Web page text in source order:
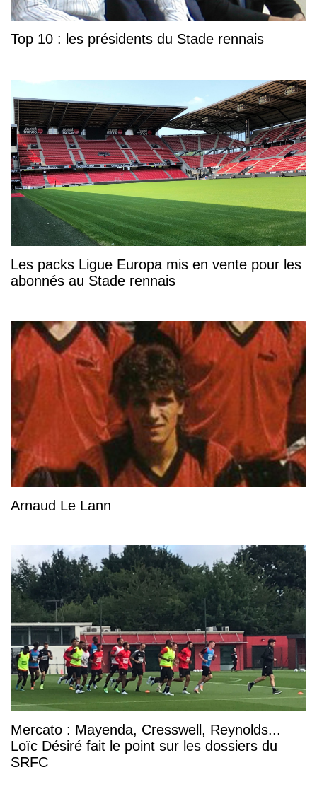
Top 10 : les présidents du Stade rennais
Les packs Ligue Europa mis en vente pour les
abonnés au Stade rennais
Arnaud Le Lann
Mercato : Mayenda, Cresswell, Reynolds...
Loïc Désiré fait le point sur les dossiers du
SRFC